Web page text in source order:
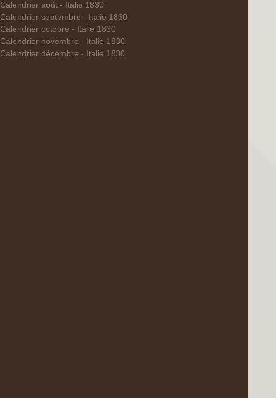
Calendrier août - Italie 1830
Calendrier septembre - Italie 1830
Calendrier octobre - Italie 1830
Calendrier novembre - Italie 1830
Calendrier décembre - Italie 1830